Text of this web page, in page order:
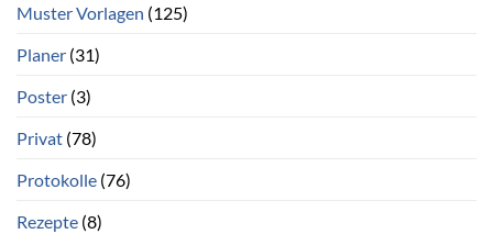
Muster Vorlagen (125)
Planer (31)
Poster (3)
Privat (78)
Protokolle (76)
Rezepte (8)